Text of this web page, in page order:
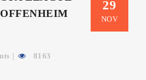
29
NOV
8163